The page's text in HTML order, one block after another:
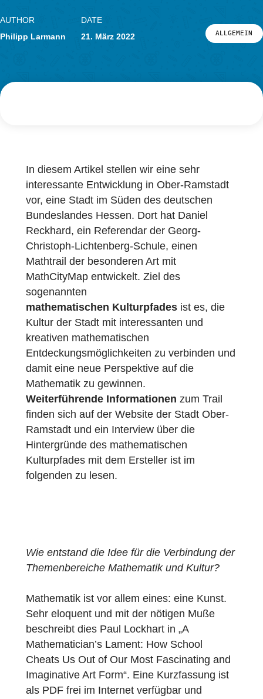
LOG-IN & REGISTRIERUNG
In diesem Artikel stellen wir eine sehr
interessante Entwicklung in Ober-Ramstadt
vor, eine Stadt im Süden des deutschen
Bundeslandes Hessen. Dort hat Daniel
Reckhard, ein Referendar der Georg-
Christoph-Lichtenberg-Schule, einen
Mathtrail der besonderen Art mit
MathCityMap entwickelt. Ziel des
sogenannten
mathematischen Kulturpfades
Kultur der Stadt mit interessanten und
kreativen mathematischen
Entdeckungsmöglichkeiten zu verbinden
damit eine neue Perspektive auf die
Mathematik zu gewinnen.
Kulturpfades mit dem Ersteller ist im
folgenden zu lesen.
Wie entstand die Idee für die Verbindung
Themenbereiche Mathematik und Kultur?